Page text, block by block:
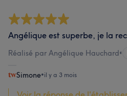
Angélique est superbe, je la
Réalisé par Angélique Hauchard•
Simone•il y a 3 mois